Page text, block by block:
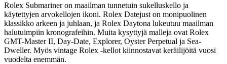
Rolex Submariner on maailman tunnetuin sukelluskello ja
käytettyjen arvokellojen ikoni. Rolex Datejust on monipuolinen
klassikko arkeen ja juhlaan, ja Rolex Daytona lukeutuu maailman
halutuimpiin kronografeihin. Muita kysyttyjä malleja ovat Rolex
GMT-Master II, Day-Date, Explorer, Oyster Perpetual ja Sea-
Dweller. Myös vintage Rolex -kellot kiinnostavat keräilijöitä vuosi
vuodelta enemmän.